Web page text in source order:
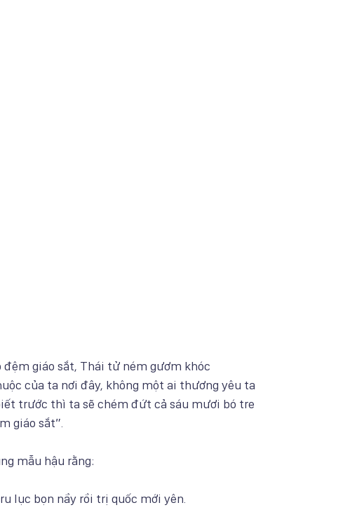
giáo sắt, Thái tử ném gươm khóc
của ta nơi đây, không một ai thương yêu ta
trước thì ta sẽ chém đứt cả sáu mươi bó tre
giáo sắt”.
mẫu hậu rằng:
lục bọn nầy rồi trị quốc mới yên.